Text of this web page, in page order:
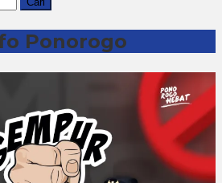
Ponorogo